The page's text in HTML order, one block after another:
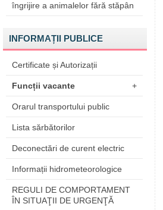
îngrijire a animalelor fără stăpân
INFORMAȚII PUBLICE
Certificate și Autorizații
Funcții vacante +
Orarul transportului public
Lista sărbătorilor
Deconectări de curent electric
Informații hidrometeorologice
REGULI DE COMPORTAMENT
ÎN SITUAŢII DE URGENŢĂ